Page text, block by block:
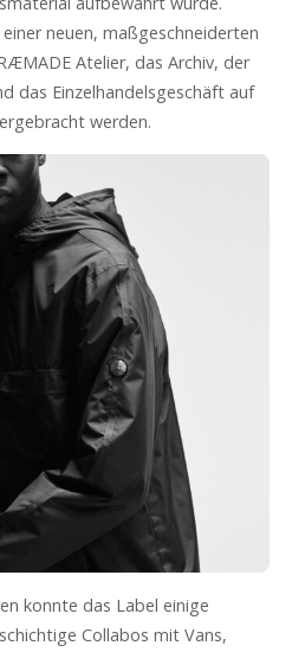
neuen, maßgeschneiderten
Atelier, das Archiv, der
das Einzelhandelsgeschäft auf
werden.
konnte das Label einige
Collabos mit Vans,